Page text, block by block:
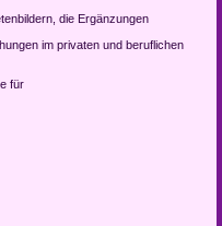
die Ergänzungen
im privaten und beruflichen
für